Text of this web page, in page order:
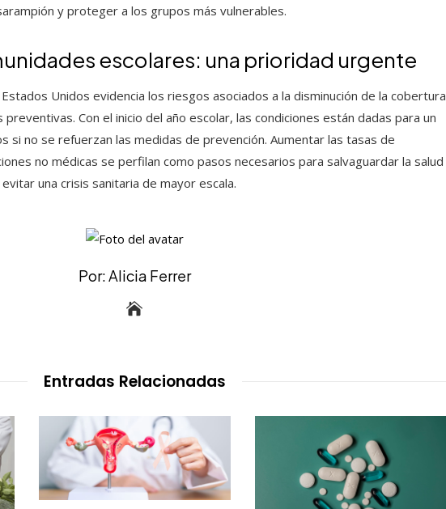
y proteger a los grupos más vulnerables.
escolares: una prioridad urgente
Unidos evidencia los riesgos asociados a la disminución de la cobertura
preventivas. Con el inicio del año escolar, las condiciones están dadas para un
si no se refuerzan las medidas de prevención. Aumentar las tasas de
no médicas se perfilan como pasos necesarios para salvaguardar la salud
una crisis sanitaria de mayor escala.
Por: Alicia Ferrer
Entradas Relacionadas